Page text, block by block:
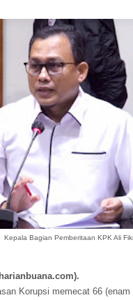
Kepala Bagian Pemberitaan KPK Ali
Korupsi memecat 66 (enam